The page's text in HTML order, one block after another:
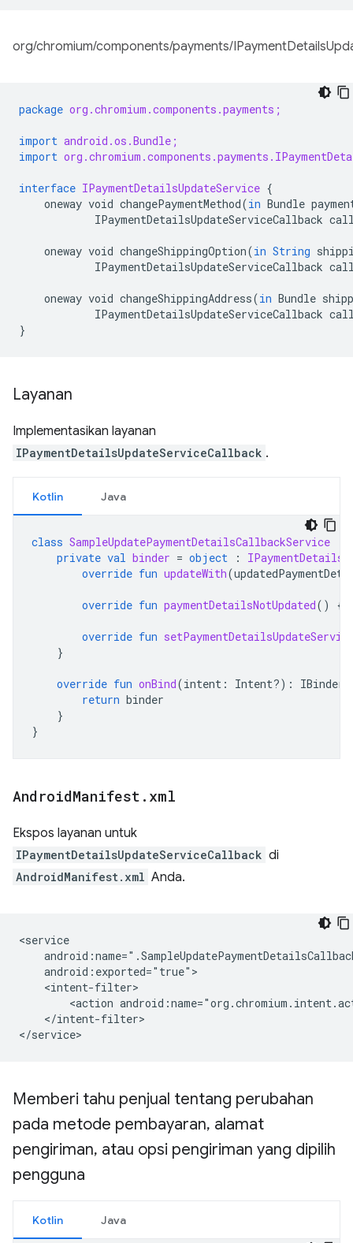
org/chromium/components/payments/
package org.chromium.components.payments;
import android.os.Bundle;
import
interface IPaymentDetailsUpdateService {
oneway void changePaymentMethod(in Bundle
IPaymentDetailsUpdateServiceCallback
oneway void changeShippingOption(in String
IPaymentDetailsUpdateServiceCallback
oneway void changeShippingAddress(in Bundle
IPaymentDetailsUpdateServiceCallback
}
Layanan
Implementasikan layanan
IPaymentDetailsUpdateServiceCallback .
Kotlin Java
class SampleUpdatePaymentDetailsCallbackService
private val binder = object :
override fun updateWith(
override fun paymentDetailsNotUpdated() {}
override fun
}
override fun onBind(intent : Intent?) :
return binder
}
}
AndroidManifest . xml
Ekspos layanan untuk
IPaymentDetailsUpdateServiceCallback di
AndroidManifest.xml Anda.
<action
</intent-filter>
Memberi tahu penjual tentang perubahan
pada metode pembayaran, alamat
pengiriman, atau opsi pengiriman yang dipilih
pengguna
Kotlin Java